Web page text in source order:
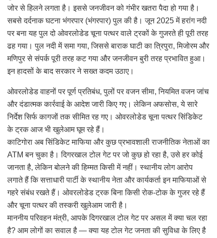
जोर से हिलने लगता है। इससे जनजीवन को गंभीर खतरा पैदा हो गया है।
सबसे दर्दनाक घटना भंगरपार (भंगरपार) पुल की है। जून 2025 में हरांग नदी
पर बना यह पुल दो ओवरलोडेड चूना पत्थर वाले ट्रकों के गुजरते ही पूरी तरह
ढह गया। पुल नदी में समा गया, जिससे बाराक घाटी का त्रिपुरा, मिजोरम और
मणिपुर से संपर्क पूरी तरह कट गया और जनजीवन बुरी तरह प्रभावित हुआ।
इन हादसों के बाद सरकार ने सख्त कदम उठाए।
ओवरलोडेड वाहनों पर पूर्ण प्रतिबंध, पुलों पर वजन सीमा, नियमित वजन जांच
और दंडात्मक कार्रवाई के आदेश जारी किए गए। लेकिन अफसोस, ये सारे
निर्देश सिर्फ कागजों तक सीमित रह गए। ओवरलोडेड चूना पत्थर सिंडिकेट
के ट्रक आज भी खुलेआम घूम रहे हैं।
काटिगोरा अब सिंडिकेट माफिया और कुछ प्रभावशाली राजनीतिक नेताओं का
ATM बन चुका है। दिगरखाल टोल गेट पर जो कुछ हो रहा है, उसे हर कोई
जानता है, लेकिन बोलने की हिम्मत किसी में नहीं। स्थानीय लोग आरोप
लगाते हैं कि सत्ताधारी पार्टी के स्थानीय नेता और कार्यकर्ता इन माफियाओं से
गहरे संबंध रखते हैं। ओवरलोडेड ट्रक बिना किसी रोक-टोक के गुजर रहे हैं
और चूना पत्थर की तस्करी खुलेआम जारी है।
माननीय परिवहन मंत्री, आपके दिगरखाल टोल गेट पर असल में क्या चल रहा
है? आम लोगों का सवाल है — क्या यह टोल गेट जनता की सुविधा के लिए है